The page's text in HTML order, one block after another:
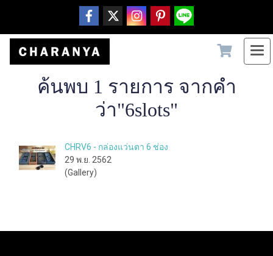
ค้นพบ 1 รายการ จากคำ
ว่า"6slots"
CHRV6 - กล่องแว่นตา 6 ช่อง
29 พ.ย. 2562
(Gallery)